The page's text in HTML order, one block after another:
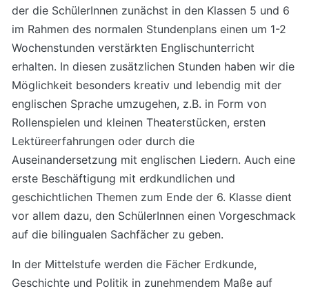
der die SchülerInnen zunächst in den Klassen 5 und 6
im Rahmen des normalen Stundenplans einen um 1-2
Wochenstunden verstärkten Englischunterricht
erhalten. In diesen zusätzlichen Stunden haben wir die
Möglichkeit besonders kreativ und lebendig mit der
englischen Sprache umzugehen, z.B. in Form von
Rollenspielen und kleinen Theaterstücken, ersten
Lektüreerfahrungen oder durch die
Auseinandersetzung mit englischen Liedern. Auch eine
erste Beschäftigung mit erdkundlichen und
geschichtlichen Themen zum Ende der 6. Klasse dient
vor allem dazu, den SchülerInnen einen Vorgeschmack
auf die bilingualen Sachfächer zu geben.
In der Mittelstufe werden die Fächer Erdkunde,
Geschichte und Politik in zunehmendem Maße auf